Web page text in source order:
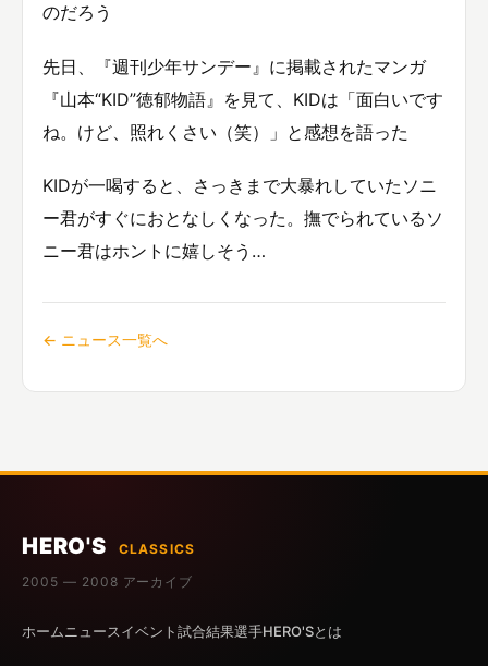
のだろう
先日、『週刊少年サンデー』に掲載されたマンガ
『山本“KID”徳郁物語』を見て、KIDは「面白いです
ね。けど、照れくさい（笑）」と感想を語った
KIDが一喝すると、さっきまで大暴れしていたソニ
ー君がすぐにおとなしくなった。撫でられているソ
ニー君はホントに嬉しそう…
← ニュース一覧へ
HERO'S
CLASSICS
2005 — 2008 アーカイブ
ホームニュースイベント試合結果選手HERO'Sとは